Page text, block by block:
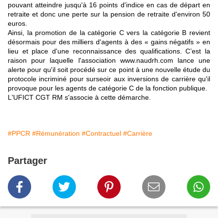
pouvant atteindre jusqu'à 16 points d'indice en cas de départ en
retraite et donc une perte sur la pension de retraite d'environ 50
euros.
Ainsi, la promotion de la catégorie C vers la catégorie B revient
désormais pour des milliers d'agents à des « gains négatifs » en
lieu et place d'une reconnaissance des qualifications. C’est la
raison pour laquelle l'association www.naudrh.com lance une
alerte pour qu'il soit procédé sur ce point à une nouvelle étude du
protocole incriminé pour surseoir aux inversions de carrière qu'il
provoque pour les agents de catégorie C de la fonction publique.
L'UFICT CGT RM s'associe à cette démarche.
#PPCR #Rémunération #Contractuel #Carrière
Partager